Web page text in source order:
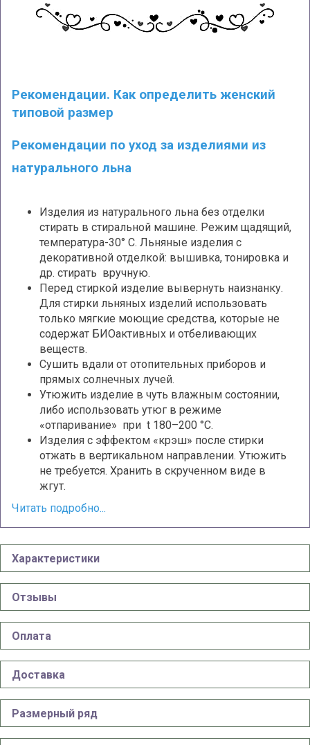
Рекомендации. Как определить женский
типовой размер
Рекомендации по уход за изделиями из
натурального льна
Изделия из натурального льна без отделки
стирать в стиральной машине. Режим щадящий,
температура-30° С. Льняные изделия с
декоративной отделкой: вышивка, тонировка и
др. стирать вручную.
Перед стиркой изделие вывернуть наизнанку.
Для стирки льняных изделий использовать
только мягкие моющие средства, которые не
содержат БИОактивных и отбеливающих
веществ.
Сушить вдали от отопительных приборов и
прямых солнечных лучей.
Утюжить изделие в чуть влажным состоянии,
либо использовать утюг в режиме
«отпаривание» при t 180–200 °С.
Изделия с эффектом «крэш» после стирки
отжать в вертикальном направлении. Утюжить
не требуется. Хранить в скрученном виде в
жгут.
Читать подробно...
Характеристики
Отзывы
Оплата
Доставка
Размерный ряд